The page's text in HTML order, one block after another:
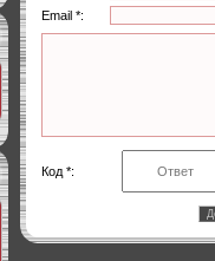
Email *:
Код *: